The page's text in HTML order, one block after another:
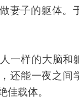
妻子的躯体。
一样的大脑和
还能一夜之间
佳载体。